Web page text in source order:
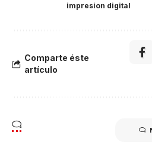
impresion digital
Comparte éste
artículo